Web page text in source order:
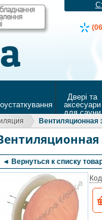
Двері та
аксесуари
для сауни
Вентиляционная
◄ Вернуться к списку